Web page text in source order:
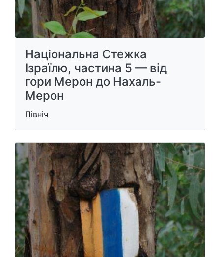
Національна Стежка
Ізраїлю, частина 5 — від
гори Мерон до Нахаль-
Мерон
Північ